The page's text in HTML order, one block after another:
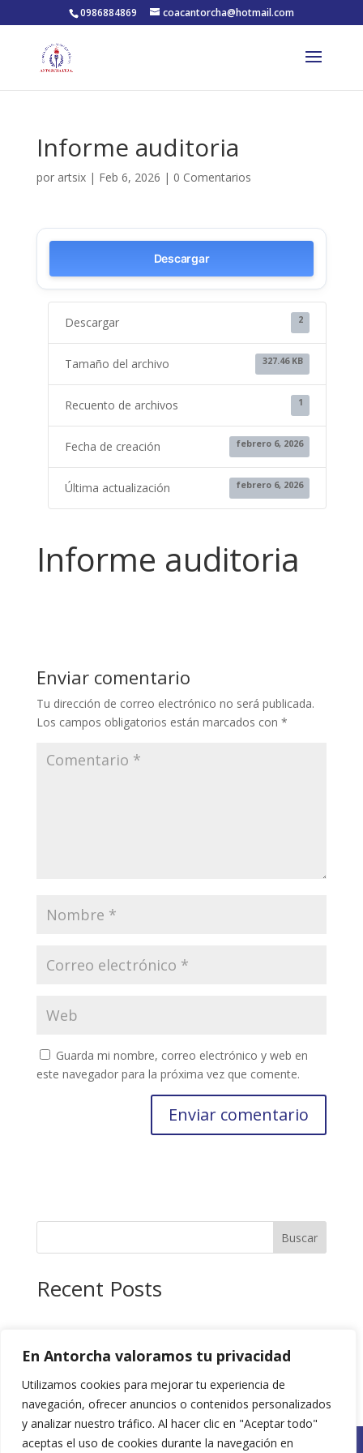
En Antorcha valoramos tu privacidad
Utilizamos cookies para mejorar tu experiencia de
navegación, ofrecer anuncios o contenidos personalizados
y analizar nuestro tráfico. Al hacer clic en "Aceptar todo"
aceptas el uso de cookies durante la navegación en
0986884869 coacantorcha@hotmail.com
Informe auditoria
por artsix| Feb 6, 2026 | 0 Comentarios
Descargar
Descargar 2
Tamaño del archivo 327.46 KB
Recuento de archivos 1
Fecha de creación febrero 6, 2026
Última actualización febrero 6, 2026
Informe auditoria
Enviar comentario
Tu dirección de correo electrónico no será publicada.
Los campos obligatorios están marcados con *
Guarda mi nombre, correo electrónico y web en
este navegador para la próxima vez que comente.
Buscar
Recent Posts
Políticas de Privacidad